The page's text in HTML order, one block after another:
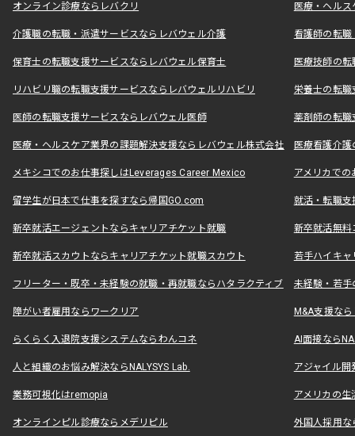
オンライン診療ならレバクリ 医療・ヘル
介護職の転職・派遣サービスならレバウェル介護 看護師の転
保育士の転職支援サービスならレバウェル保育士 医療技師の
リハビリ職の転職支援サービスならレバウェルリハビリ 栄養士の転
医師の転職支援サービスならレバウェル医師 薬剤師の転
医療・ヘルスケア業界の課題解決支援ならレバウェル株式会社 医療看護介
メキシコでのお仕事探しはLeverages Career Mexico アメリカで
留学生が日本で仕事を探すなら帰国GO.com 就活・転職
新卒就活エージェントならキャリアチケット就職 新卒就活無料
新卒就活スカウトならキャリアチケット就職スカウト 若手ハイキ
フリーター・既卒・未経験の就職・再就職ならハタラクティブ 未経験・若手
障がい者雇用ならワークリア M&A支援な
らくらく入退院支援システムならわんコネ AI面接なら
人と組織のお悩み解決ならNALYSYS Lab. アジャイル
業務可視化はremopia アメリカの
オンラインピル診療ならメデリピル 外国人採用